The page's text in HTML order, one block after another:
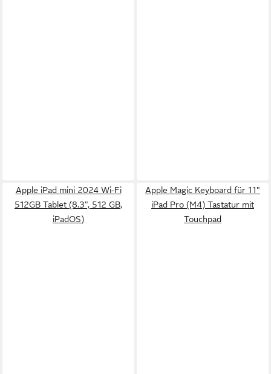
Apple iPad mini 2024 Wi-Fi
512GB Tablet (8.3", 512 GB,
iPadOS)
Apple Magic Keyboard für 11"
iPad Pro (M4) Tastatur mit
Touchpad